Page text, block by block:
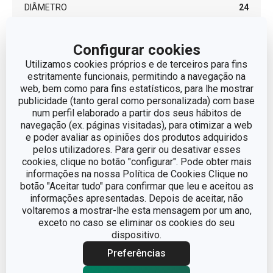
Configurar cookies
Utilizamos cookies próprios e de terceiros para fins
estritamente funcionais, permitindo a navegação na
web, bem como para fins estatísticos, para lhe mostrar
publicidade (tanto geral como personalizada) com base
num perfil elaborado a partir dos seus hábitos de
navegação (ex. páginas visitadas), para otimizar a web
e poder avaliar as opiniões dos produtos adquiridos
pelos utilizadores. Para gerir ou desativar esses
cookies, clique no botão "configurar". Pode obter mais
informações na nossa Política de Cookies Clique no
botão "Aceitar tudo" para confirmar que leu e aceitou as
informações apresentadas. Depois de aceitar, não
voltaremos a mostrar-lhe esta mensagem por um ano,
exceto no caso se eliminar os cookies do seu
dispositivo.
Preferências
DIÂMETRO 24
Outros parâmetros
ADEQUADO PARA
FORNO
Não
CATEGORIA frigideiras
LINHA DE
PRODUTO
BRAVA
metal, revestimento
antiaderente, plástico